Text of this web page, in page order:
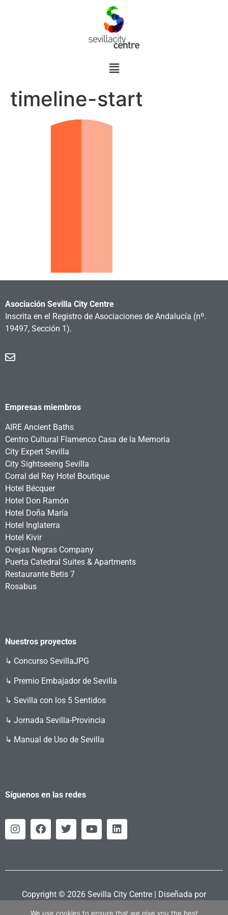
timeline-start
Asociación Sevilla City Centre
Inscrita en el Registro de Asociaciones de Andalucía (nº.
19497, Sección 1).
Empresas miembros
AIRE Ancient Baths
Centro Cultural Flamenco Casa de la Memoria
City Expert Sevilla
City Sightseeing Sevilla
Corral del Rey Hotel Boutique
Hotel Bécquer
Hotel Don Ramón
Hotel Doña María
Hotel Inglaterra
Hotel Kivir
Ovejas Negras Company
Puerta Catedral Suites & Apartments
Restaurante Betis 7
Rosabus
Nuestros proyectos
↳ Concurso SevillaJPG
↳ Premio Embajador de Sevilla
↳ Sevilla con los 5 Sentidos
↳ Jornada Sevilla-Provincia
↳ Manual de Uso de Sevilla
Síguenos en las redes
Copyright © 2026 Sevilla City Centre | Diseñada por
We use cookies to ensure that we give you the best